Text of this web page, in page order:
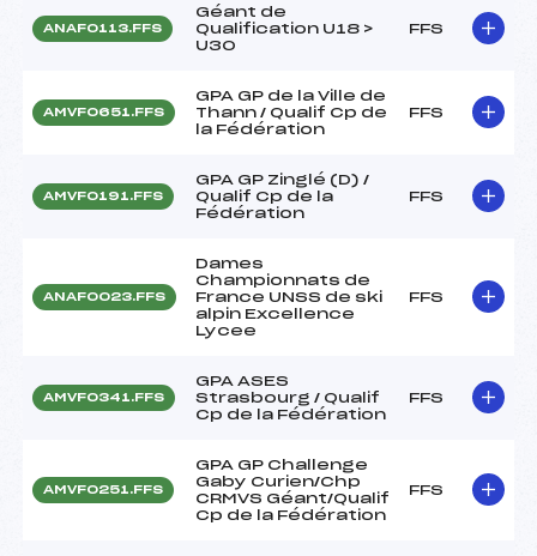
ANAF0113.FFS
Géant de
Qualification U18 >
U30
FFS
AMVF0651.FFS
GPA GP de la Ville de
Thann / Qualif Cp de
la Fédération
FFS
AMVF0191.FFS
GPA GP Zinglé (D) /
Qualif Cp de la
Fédération
FFS
ANAF0023.FFS
Dames
Championnats de
France UNSS de ski
alpin Excellence
Lycee
FFS
AMVF0341.FFS
GPA ASES
Strasbourg / Qualif
Cp de la Fédération
FFS
AMVF0251.FFS
GPA GP Challenge
Gaby Curien/Chp
CRMVS Géant/Qualif
Cp de la Fédération
FFS